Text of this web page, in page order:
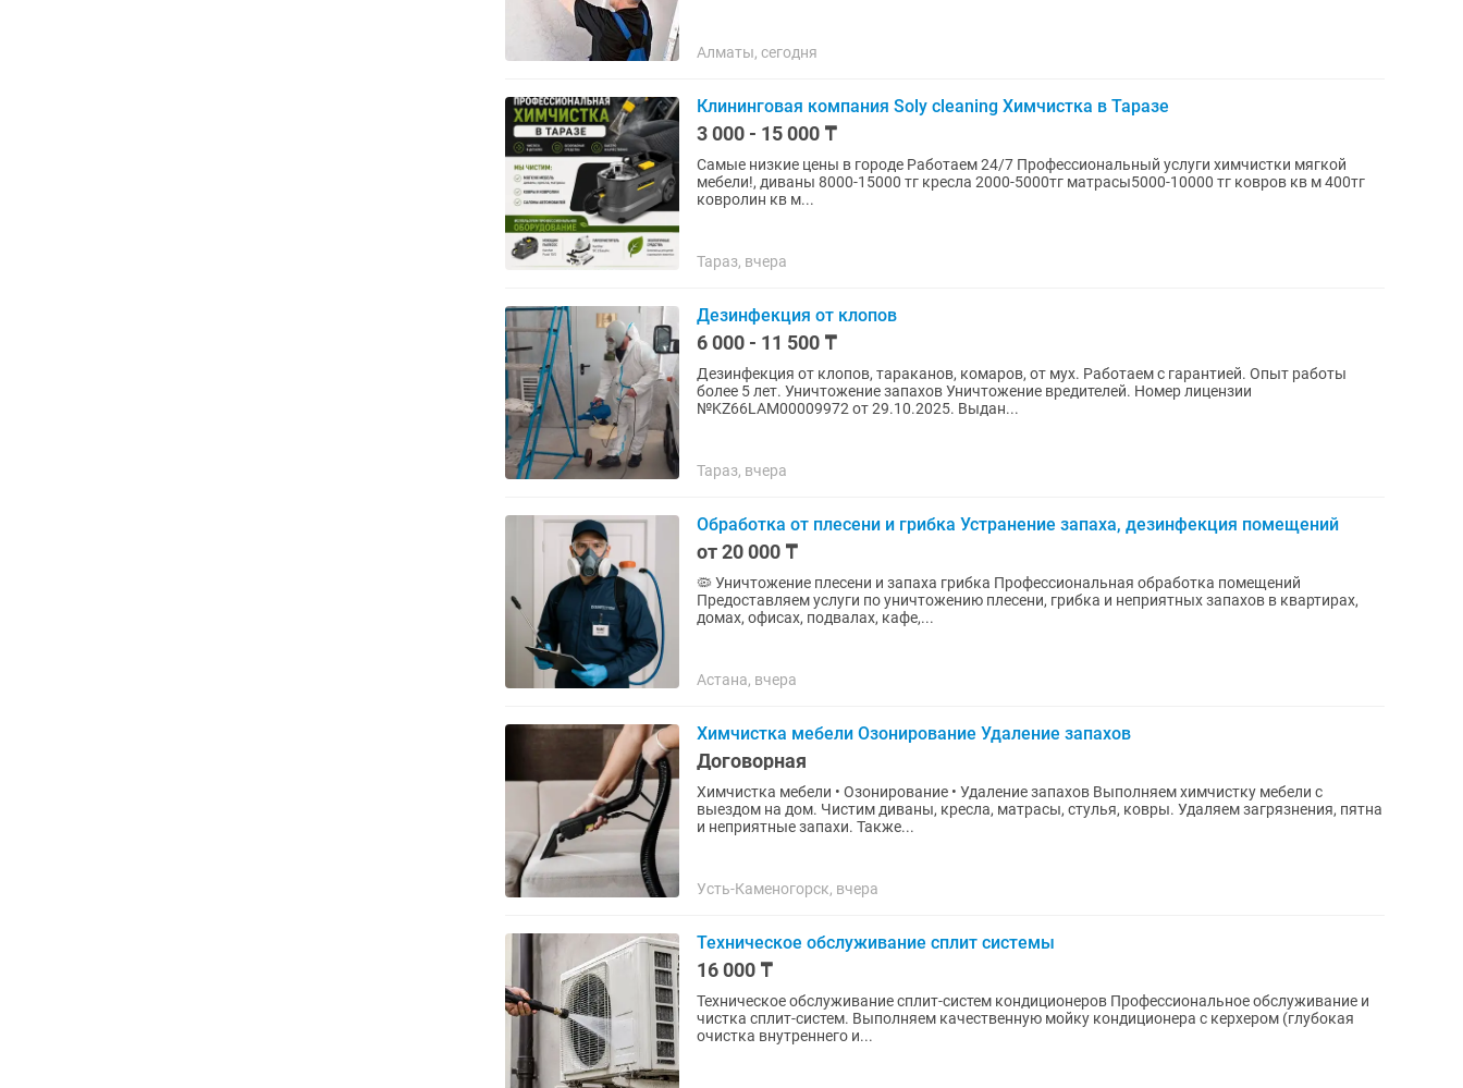
Алматы, сегодня
Клининговая компания Soly cleaning Химчистка в Таразе
3 000 - 15 000 ₸
Самые низкие цены в городе Работаем 24/7 Профессиональный услуги химчистки мягкой
мебели!, диваны 8000-15000 тг кресла 2000-5000тг матрасы5000-10000 тг ковров кв м 400тг
ковролин кв м...
Тараз, вчера
Дезинфекция от клопов
6 000 - 11 500 ₸
Дезинфекция от клопов, тараканов, комаров, от мух. Работаем с гарантией. Опыт работы
более 5 лет. Уничтожение запахов Уничтожение вредителей. Номер лицензии
№KZ66LAM00009972 от 29.10.2025. Выдан...
Тараз, вчера
Обработка от плесени и грибка Устранение запаха, дезинфекция помещений
от 20 000 ₸
🦠 Уничтожение плесени и запаха грибка Профессиональная обработка помещений
Предоставляем услуги по уничтожению плесени, грибка и неприятных запахов в квартирах,
домах, офисах, подвалах, кафе,...
Астана, вчера
Химчистка мебели Озонирование Удаление запахов
Договорная
Химчистка мебели • Озонирование • Удаление запахов Выполняем химчистку мебели с
выездом на дом. Чистим диваны, кресла, матрасы, стулья, ковры. Удаляем загрязнения, пятна
и неприятные запахи. Также...
Усть-Каменогорск, вчера
Техническое обслуживание сплит системы
16 000 ₸
Техническое обслуживание сплит-систем кондиционеров Профессиональное обслуживание и
чистка сплит-систем. Выполняем качественную мойку кондиционера с керхером (глубокая
очистка внутреннего и...